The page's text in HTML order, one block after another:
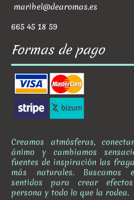
maribel@dearomas.es
665 45 18 59
Formas de pago
Creamos atmósferas,
ánimo y cambiamos
fuentes de inspiración las
más naturales. Buscamos
sentidos para crear
persona y todo lo que la rodea.